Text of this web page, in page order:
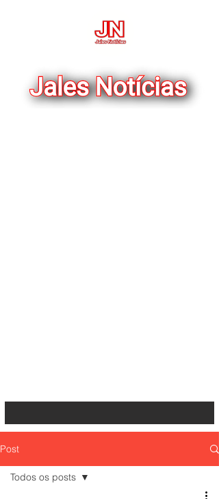
Post
Todos os posts